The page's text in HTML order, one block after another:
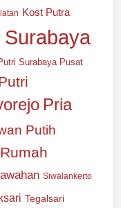
Kost Putra
Surabaya Pusat
Pria
Putih
Rumah
Siwalankerto
Tegalsari